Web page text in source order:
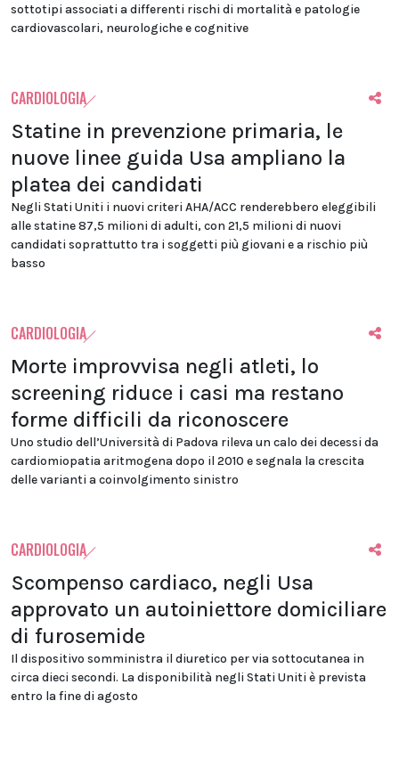
sottotipi associati a differenti rischi di mortalità e patologie
cardiovascolari, neurologiche e cognitive
CARDIOLOGIA
Statine in prevenzione primaria, le
nuove linee guida Usa ampliano la
platea dei candidati
Negli Stati Uniti i nuovi criteri AHA/ACC renderebbero eleggibili
alle statine 87,5 milioni di adulti, con 21,5 milioni di nuovi
candidati soprattutto tra i soggetti più giovani e a rischio più
basso
CARDIOLOGIA
Morte improvvisa negli atleti, lo
screening riduce i casi ma restano
forme difficili da riconoscere
Uno studio dell’Università di Padova rileva un calo dei decessi da
cardiomiopatia aritmogena dopo il 2010 e segnala la crescita
delle varianti a coinvolgimento sinistro
CARDIOLOGIA
Scompenso cardiaco, negli Usa
approvato un autoiniettore domiciliare
di furosemide
Il dispositivo somministra il diuretico per via sottocutanea in
circa dieci secondi. La disponibilità negli Stati Uniti è prevista
entro la fine di agosto